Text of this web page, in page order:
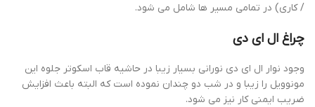
/ کاری) در تمامی مسیر ها شامل می شود.
چراغ ال ای دی
وجود نوار ال ای دی نورانی بسیار زیبا در حاشیه قاب اسکوتر جلوه این
مونوویل را زیبا و در شب دو چندان نموده است که البته باعث افزایش
ضریب ایمنی کار نیز می شود.